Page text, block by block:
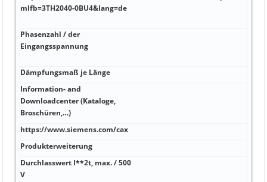
mlfb=3TH2040-0BU4&lang=de
Phasenzahl / der
Eingangsspannung
Dämpfungsmaß je Länge
Information- and
Downloadcenter (Kataloge,
Broschüren,…)
https://www.siemens.com/cax
Produkterweiterung
Durchlasswert I**2t, max. / 500
V